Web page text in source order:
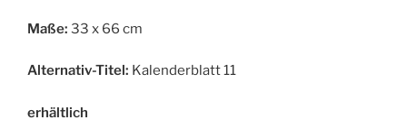
Maße: 33 x 66 cm
Alternativ-Titel: Kalenderblatt 11
erhältlich